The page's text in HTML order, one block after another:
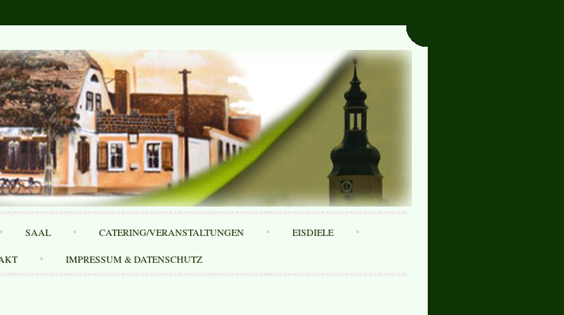
Skip
to
SAAL CATERING/VERANSTALTUNGEN EISDIELE
IMPRESSUM & DATENSCHUTZ